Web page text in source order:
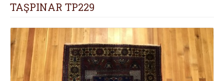
TAŞPINAR TP229